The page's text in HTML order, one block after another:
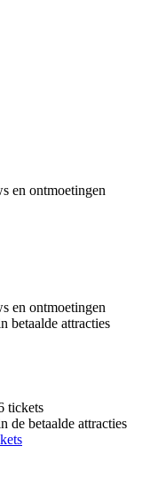
en ontmoetingen
en ontmoetingen
betaalde attracties
tickets
de betaalde attracties